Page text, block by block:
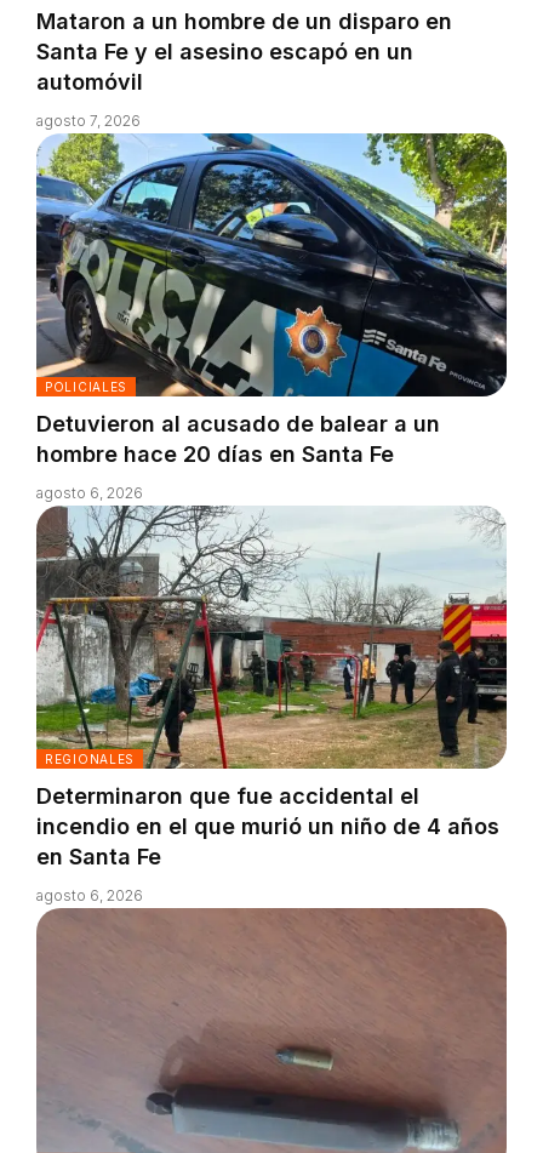
Mataron a un hombre de un disparo en
Santa Fe y el asesino escapó en un
automóvil
agosto 7, 2026
POLICIALES
Detuvieron al acusado de balear a un
hombre hace 20 días en Santa Fe
agosto 6, 2026
REGIONALES
Determinaron que fue accidental el
incendio en el que murió un niño de 4 años
en Santa Fe
agosto 6, 2026